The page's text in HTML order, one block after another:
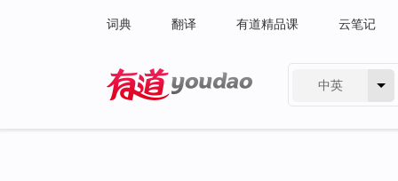
词典 翻译 有道精品课 云笔记
中英